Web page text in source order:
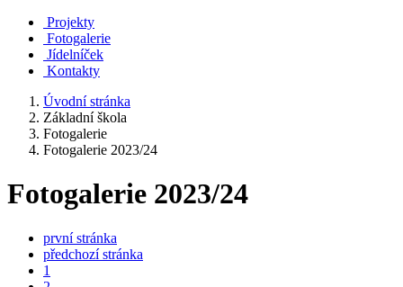
Projekty
Fotogalerie
Jídelníček
Kontakty
Úvodní stránka
Základní škola
Fotogalerie
Fotogalerie 2023/24
Fotogalerie 2023/24
první stránka
předchozí stránka
1